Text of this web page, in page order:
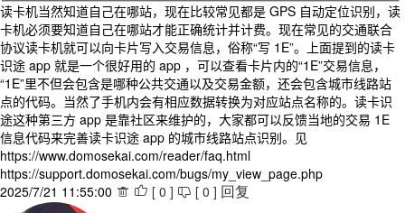
读卡机当然知道自己在哪站，现在比较常见都是 GPS 自动定位识别，读
卡机必须要知道自己在哪站才能正确统计并计费。现在常见的交通联合
协议读卡机就可以向卡片写入交易信息，俗称“写 1E”。上面提到的读卡
识途 app 就是一个很好用的 app ，可以查看卡片内的“1E”交易信息，
“1E”里不但会包含是哪种公共交通以及交易金额，还会包含城市线路站
点的代码。当然了手机内会有相应数据转换为对应站点名称的。读卡识
途这种第三方 app 是靠社区来维护的，大家都可以反馈当地的交易 1E
信息代码来完善读卡识途 app 的城市线路站点识别。见
https://www.domosekai.com/reader/faq.html
https://support.domosekai.com/bugs/my_view_page.php
2025/7/21 11:55:00   [ 0 ]  [ 0 ] 回复